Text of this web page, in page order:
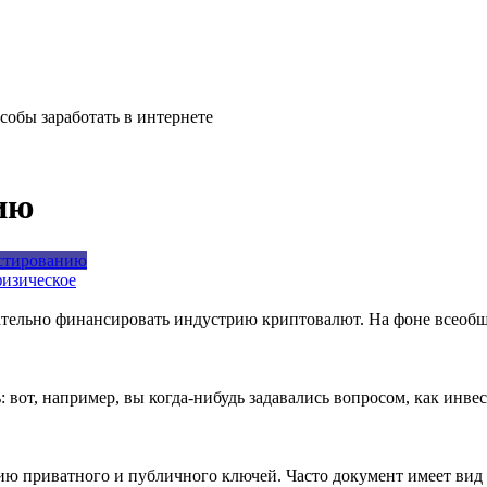
заработать в интернете
финансировать индустрию криптовалют. На фоне
например, вы когда-нибудь задавались вопросом, как
и публичного ключей. Часто документ имеет вид